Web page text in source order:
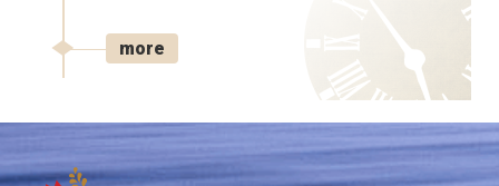
more